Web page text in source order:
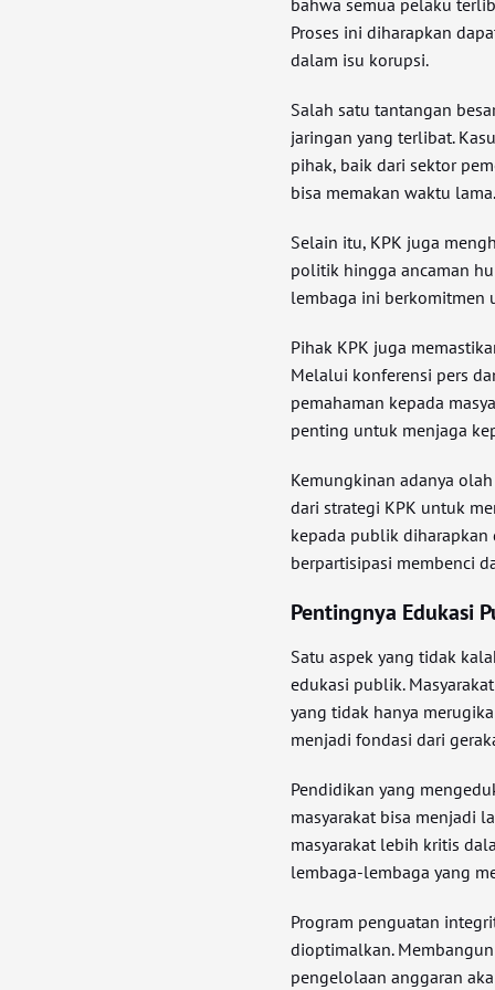
Proses ini diharapkan
dalam isu korupsi.
Salah satu tantangan
jaringan yang terlibat.
pihak, baik dari sektor
bisa memakan waktu
Selain itu, KPK juga
politik hingga ancaman
lembaga ini berkomitmen
Pihak KPK juga
Melalui konferensi pers
pemahaman kepada
penting untuk menjaga
Kemungkinan adanya
dari strategi KPK untuk
kepada publik diharapkan
berpartisipasi membenci
Pentingnya Edukasi
Satu aspek yang tidak
edukasi publik.
yang tidak hanya
menjadi fondasi dari
Pendidikan yang
masyarakat bisa menjadi
masyarakat lebih kritis
lembaga-lembaga yang
Program penguatan
dioptimalkan.
pengelolaan anggaran